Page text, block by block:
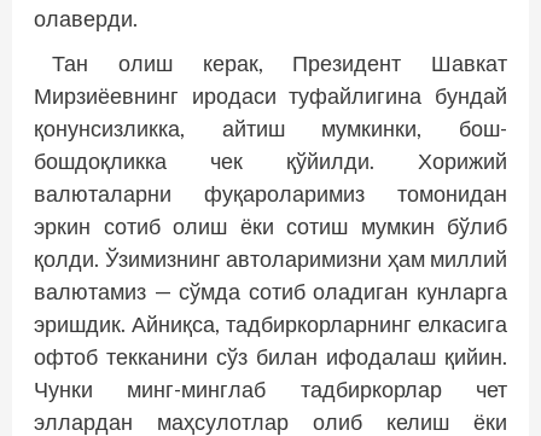
олаверди.
Тан олиш керак, Президент Шавкат
Мирзиёевнинг иродаси туфайлигина бундай
қонунсизликка, айтиш мумкинки, бош-
бошдоқликка чек қўйилди. Хорижий
валюталарни фуқароларимиз томонидан
эркин сотиб олиш ёки сотиш мумкин бўлиб
қолди. Ўзимизнинг автоларимизни ҳам миллий
валютамиз — сўмда сотиб оладиган кунларга
эришдик. Айниқса, тадбиркорларнинг елкасига
офтоб текканини сўз билан ифодалаш қийин.
Чунки минг-минглаб тадбиркорлар чет
эллардан маҳсулотлар олиб келиш ёки